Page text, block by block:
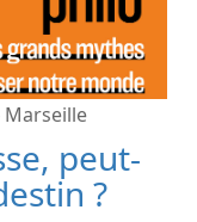
Marseille
peut-
?